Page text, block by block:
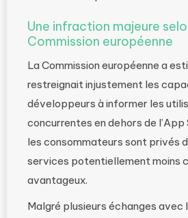
Une infraction majeure
Commission européenne
La Commission européenne a
restreignait injustement les
développeurs à informer les
concurrentes en dehors de l’App
les consommateurs sont privés
services potentiellement moins
avantageux.
Malgré plusieurs échanges avec